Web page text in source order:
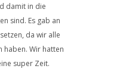
damit in die
sind. Es gab an
da wir alle
haben. Wir hatten
super Zeit.